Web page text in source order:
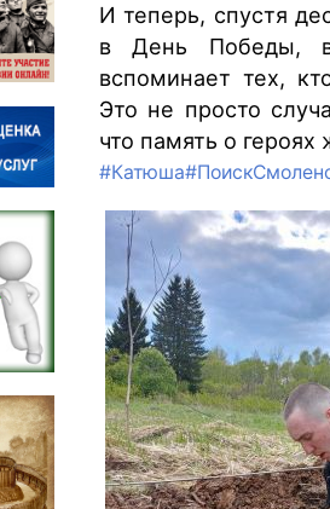
И теперь, спустя
в День Победы,
вспоминает тех,
Это не просто
что память о героях
#Катюша